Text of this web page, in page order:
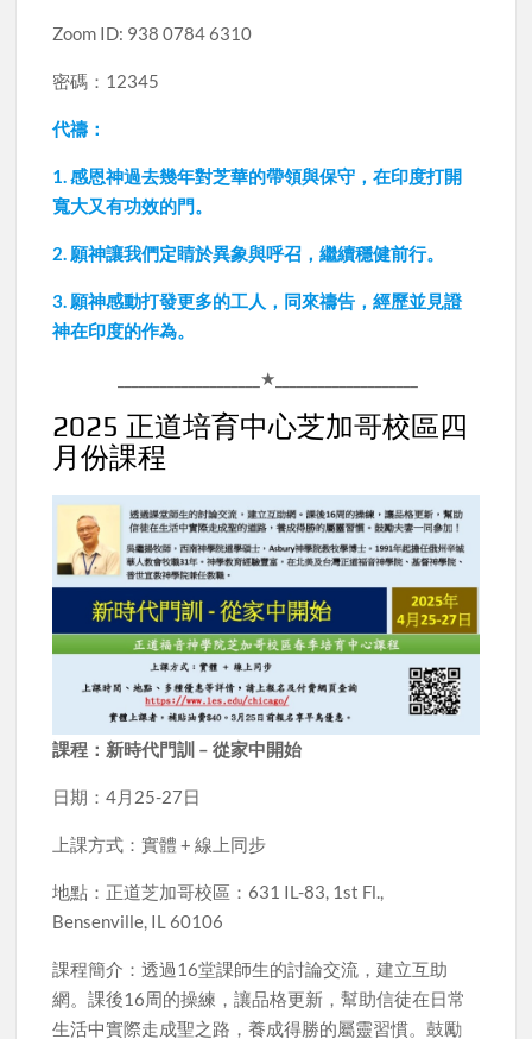
Zoom ID: 938 0784 6310
密碼：12345
代禱：
1. 感恩神過去幾年對芝華的帶領與保守，在印度打開
寬大又有功效的門。
2. 願神讓我們定睛於異象與呼召，繼續穩健前行。
3. 願神感動打發更多的工人，同來禱告，經歷並見證
神在印度的作為。
____________________★____________________
2025 正道培育中心芝加哥校區四
月份課程
課程：新時代門訓 – 從家中開始
日期：4月25-27日
上課方式：實體 + 線上同步
地點：正道芝加哥校區：631 IL-83, 1st Fl.,
Bensenville, IL 60106
課程簡介：透過16堂課師生的討論交流，建立互助
網。課後16周的操練，讓品格更新，幫助信徒在日常
生活中實際走成聖之路，養成得勝的屬靈習慣。鼓勵